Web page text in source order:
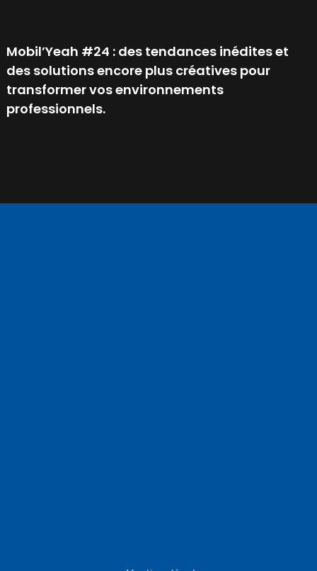
Mobil’Yeah #24 : des tendances inédites et
des solutions encore plus créatives pour
transformer vos environnements
professionnels.